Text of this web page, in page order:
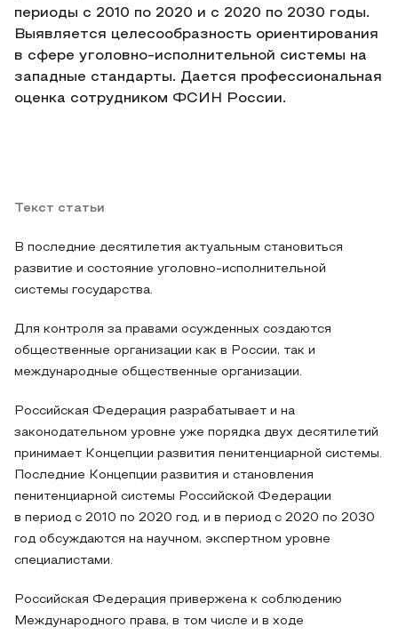
периоды с 2010 по 2020 и с 2020 по 2030 годы.
Выявляется целесообразность ориентирования
в сфере уголовно-исполнительной системы на
западные стандарты. Дается профессиональная
оценка сотрудником ФСИН России.
Текст статьи
В последние десятилетия актуальным становиться
развитие и состояние уголовно-исполнительной
системы государства.
Для контроля за правами осужденных создаются
общественные организации как в России, так и
международные общественные организации.
Российская Федерация разрабатывает и на
законодательном уровне уже порядка двух десятилетий
принимает Концепции развития пенитенциарной системы.
Последние Концепции развития и становления
пенитенциарной системы Российской Федерации
в период с 2010 по 2020 год, и в период с 2020 по 2030
год обсуждаются на научном, экспертном уровне
специалистами.
Российская Федерация привержена к соблюдению
Международного права, в том числе и в ходе